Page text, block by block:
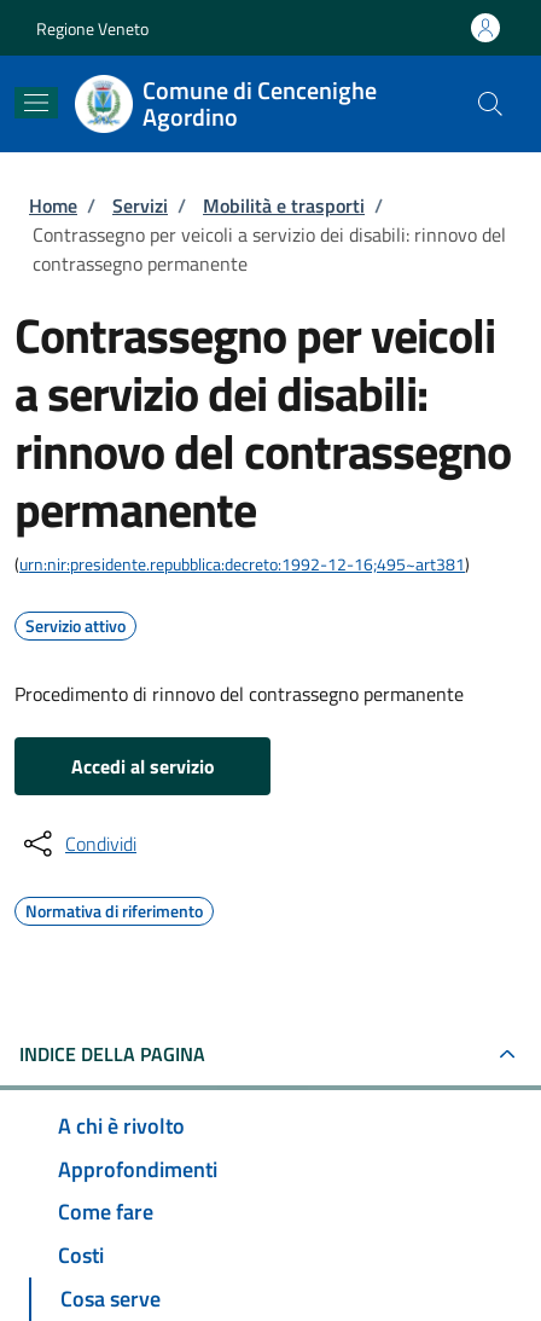
Regione Veneto
Comune di Cencenighe
Agordino
Briciole di pane
Home / Servizi / Mobilità e trasporti /
Contrassegno per veicoli a servizio dei disabili: rinnovo del
contrassegno permanente
Contrassegno per veicoli
a servizio dei disabili:
rinnovo del contrassegno
permanente
(urn:nir:presidente.repubblica:decreto:1992-12-16;495~art381)
Servizio attivo
Procedimento di rinnovo del contrassegno permanente
Accedi al servizio
Condividi
Normativa di riferimento
INDICE DELLA PAGINA
A chi è rivolto
Approfondimenti
Come fare
Costi
Cosa serve